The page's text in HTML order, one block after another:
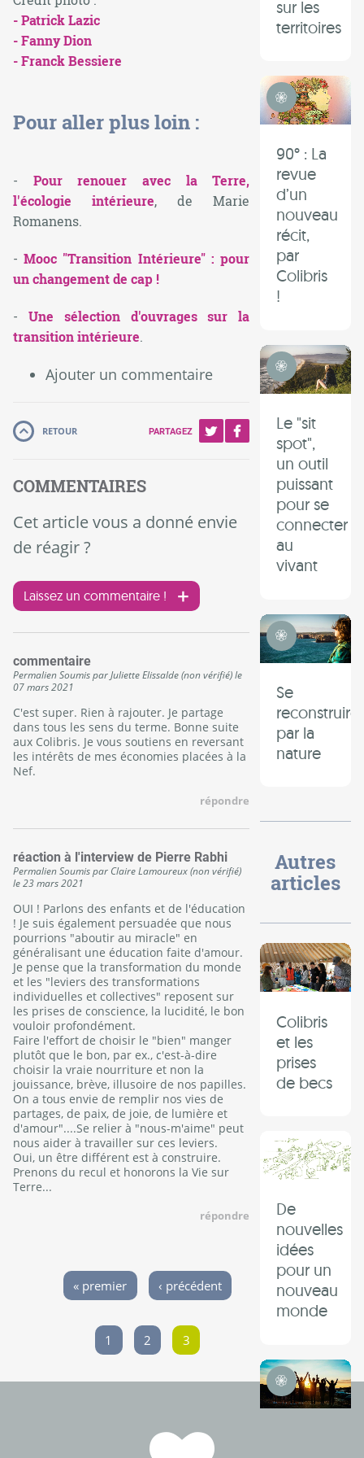
- Patrick Lazic
- Fanny Dion
- Franck Bessiere
Pour aller plus loin :
- Pour renouer avec la Terre,
l'écologie intérieure, de Marie
Romanens.
-Mooc "Transition Intérieure" : pour
un changement de cap !
- Une sélection d'ouvrages sur la
transition intérieure.
sur les
territoires
Transition Intérieure
90° : La
revue
d’un
nouveau
récit,
par
Colibris
!
Transition Intérieure
Le "sit
spot",
un outil
puissant
pour se
connecter
au
vivant
Transition Intérieure
Se
reconstruire
par la
nature
Autres
articles
Colibris
et les
prises
de becs
De
nouvelles
idées
pour un
nouveau
monde
Transition Intérieure
Ajouter un commentaire
RETOUR PARTAGEZ
COMMENTAIRES
Cet article vous a donné envie
de réagir ?
Laissez un commentaire !
commentaire
PermalienSoumis parJuliette Elissalde (non vérifié)le
07 mars 2021
C'est super. Rien à rajouter. Je partage
dans tous les sens du terme. Bonne suite
aux Colibris. Je vous soutiens en reversant
les intérêts de mes économies placées à la
Nef.
répondre
réaction à l'interview de Pierre Rabhi
PermalienSoumis par Claire Lamoureux (non vérifié)
le23 mars 2021
OUI ! Parlons des enfants et de l'éducation
! Je suis également persuadée que nous
pourrions "aboutir au miracle" en
généralisant une éducation faite d'amour.
Je pense que la transformation du monde
et les "leviers des transformations
individuelles et collectives" reposent sur
les prises de conscience, la lucidité, le bon
vouloir profondément.
Faire l'effort de choisir le "bien" manger
plutôt que le bon, par ex., c'est-à-dire
choisir la vraie nourriture et non la
jouissance, brève, illusoire de nos papilles.
On a tous envie de remplir nos vies de
partages, de paix, de joie, de lumière et
d'amour"....Se relier à "nous-m'aime" peut
nous aider à travailler sur ces leviers.
Oui, un être différent est à construire.
Prenons du recul et honorons la Vie sur
Terre...
répondre
Pages« premier ‹ précédent
1 2 3